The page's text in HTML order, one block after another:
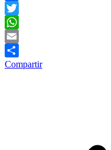
Facebook
Twitter
WhatsApp
Email
Compartir